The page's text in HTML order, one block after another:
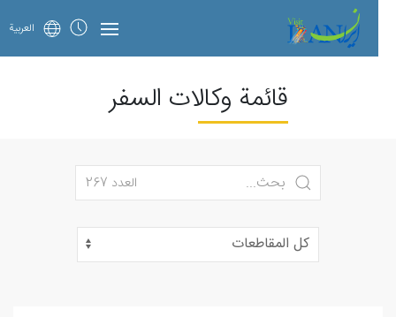
العربية
قائمة وكالات السفر
العدد 267